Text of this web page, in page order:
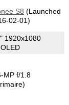
S8 (Launched
02-01)
1920x1080
MP f/1.8